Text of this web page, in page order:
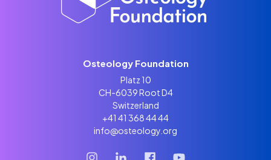
Osteology Foundation
Platz 10
CH-6039 Root D4
Switzerland
+41 41 368 44 44
info@osteology.org